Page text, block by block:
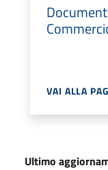
VAI ALLA
Ultimo